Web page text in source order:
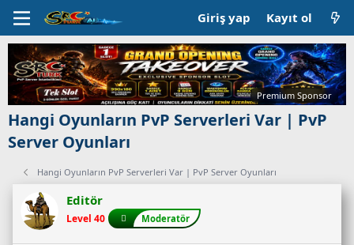
Giriş yap Kayıt ol
Premium Sponsor
Hangi Oyunların PvP Serverleri Var | PvP
Server Oyunları
Hangi Oyunların PvP Serverleri Var | PvP Server Oyunları
Editör
Level 40 Moderatör